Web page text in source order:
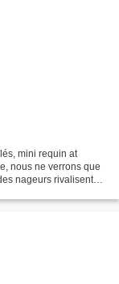
mini requin at
nous ne verrons que
nageurs rivalisent